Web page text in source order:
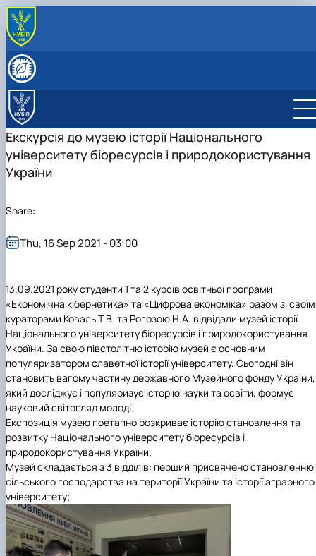
ПРО КАФЕДРУ
«Хто є хто» з кібернетиків в НУБіП України
Освітні програми
Освітні програми
Обговорення освітніх програм
НАУКОВА ДІЯЛЬНІСТЬ
Гурток Кібертонус
Аспірантура
Наукова робота студентів
МІЖНАРОДНА ДІЯЛЬНІСТЬ
НАШІ ОСВІТНІ ПРОГРАМИ
Освітня програма "Економічна кібернетика"
АБІТУРІЄНТУ
Екскурсія до музею історії Національного
університету біоресурсів і природокористування
України
13.09.2021 року студенти 1 та 2 курсів освітньої програми
«Економічна кібернетика» та «Цифрова економіка» разом зі
кураторами Коваль Т.В. та Рогозою Н.А. відвідали музей історії
Національного університету біоресурсів і природокористування
України. За свою півстолітню історію музей є основним
популяризатором славетної історії університету. Сьогодні він
становить вагому частину державного Музейного фонду України,
який досліджує і популяризує історію науки та освіти, формує
науковий світогляд молоді.
Експозиція музею поетапно розкриває історію становлення та
розвитку Національного університету біоресурсів і
природокористування України.
Музей складається з 3 відділів: перший присвячено становленню
сільського господарства на території України та історії аграрного
університету;
Thu, 16 Sep 2021 - 03:00
Share: